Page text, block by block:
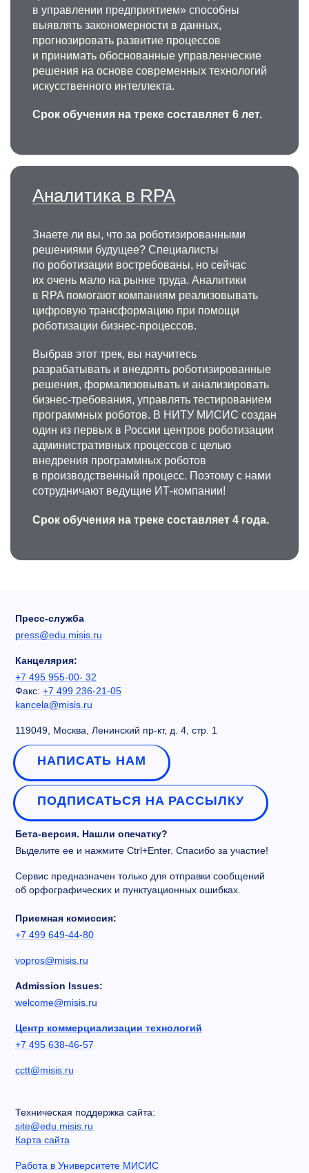
в управлении предприятием» способны
выявлять закономерности в данных,
прогнозировать развитие процессов
и принимать обоснованные управленческие
решения на основе современных технологий
искусственного интеллекта.
Срок обучения на треке составляет 6 лет.
Аналитика в RPA
Знаете ли вы, что за роботизированными
решениями будущее? Специалисты
по роботизации востребованы, но сейчас
их очень мало на рынке труда. Аналитики
в RPA помогают компаниям реализовывать
цифровую трансформацию при помощи
роботизации бизнес-процессов.
Выбрав этот трек, вы научитесь
разрабатывать и внедрять роботизированные
решения, формализовывать и анализировать
бизнес-требования, управлять тестированием
программных роботов. В НИТУ МИСИС создан
один из первых в России центров роботизации
административных процессов с целью
внедрения программных роботов
в производственный процесс. Поэтому с нами
сотрудничают ведущие ИТ-компании!
Срок обучения на треке составляет 4 года.
Пресс-служба
press@edu.misis.ru
Канцелярия:
+7 495 955-00- 32
Факс: +7 499 236-21-05
kancela@misis.ru
119049, Москва, Ленинский пр-кт, д. 4, стр. 1
НАПИСАТЬ НАМ
ПОДПИСАТЬСЯ НА РАССЫЛКУ
Бета-версия. Нашли опечатку?
Выделите ее и нажмите Ctrl+Enter. Спасибо за участие!
Сервис предназначен только для отправки сообщений
об орфографических и пунктуационных ошибках.
Приемная комиссия:
+7 499 649-44-80
vopros@misis.ru
Admission Issues:
welcome@misis.ru
Центр коммерциализации технологий
+7 495 638-46-57
cctt@misis.ru
Техническая поддержка сайта:
site@edu.misis.ru
Карта сайта
Работа в Университете МИСИС